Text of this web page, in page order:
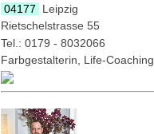
04177
Leipzig
Rietschelstrasse 55
Tel.: 0179 - 8032066
Farbgestalterin, Life-Coaching